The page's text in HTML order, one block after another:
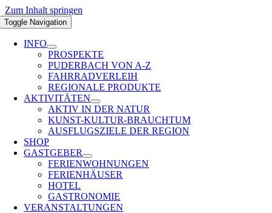
Zum Inhalt springen
Toggle Navigation
INFO
PROSPEKTE
PUDERBACH VON A-Z
FAHRRADVERLEIH
REGIONALE PRODUKTE
AKTIVITÄTEN
AKTIV IN DER NATUR
KUNST-KULTUR-BRAUCHTUM
AUSFLUGSZIELE DER REGION
SHOP
GASTGEBER
FERIENWOHNUNGEN
FERIENHÄUSER
HOTEL
GASTRONOMIE
VERANSTALTUNGEN